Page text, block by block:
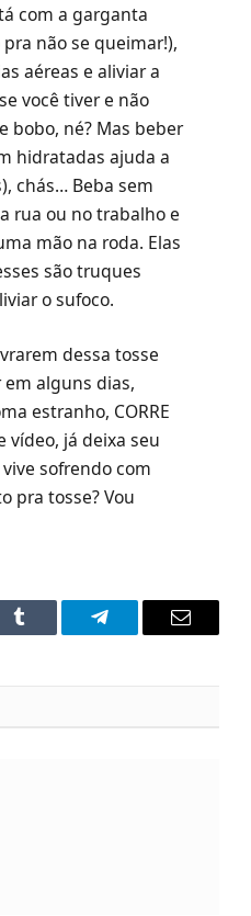
com a garganta
não se queimar!),
aéreas e aliviar a
você tiver e não
bobo, né? Mas beber
hidratadas ajuda a
chás… Beba sem
rua ou no trabalho e
mão na roda. Elas
são truques
o sufoco.
dessa tosse
alguns dias,
estranho, CORRE
vídeo, já deixa seu
sofrendo com
pra tosse? Vou
Tumblr Telegram Email